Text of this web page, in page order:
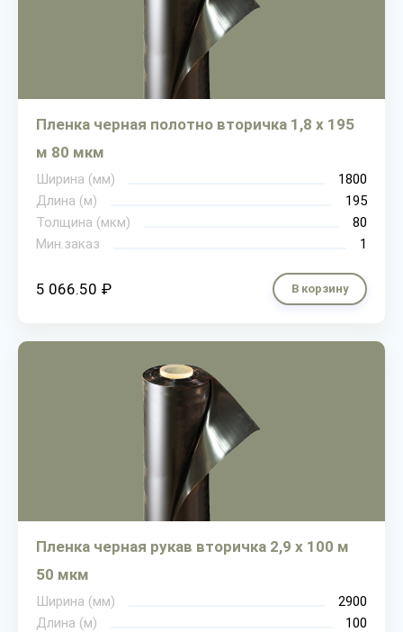
Пленка черная полотно вторичка 1,8 х 195
м 80 мкм
Ширина (мм)
1800
Длина (м)
195
Толщина (мкм)
80
Мин.заказ
1
5 066.50 ₽ В корзину
Пленка черная рукав вторичка 2,9 х 100 м
50 мкм
Ширина (мм)
2900
Длина (м)
100